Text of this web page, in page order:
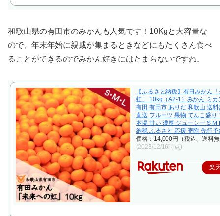
和歌山県の有田市のみかんも人気です！10Kgと大容量な
ので、年末年始に親戚が集まるときなどにもたくさん食べ
ることができるのでみかん好きにはたまらないですね。
【ふるさと納税】有田みかん
虹」 10kg（A2-1）みかん ミカ
有田 有田市 ありだ 和歌山 送
直送 フルーツ 果物 てんこ盛り
本場 甘い 濃厚 ジューシー S M
納税 ふるさと 応援 寄附 先行予
価格：14,000円（税込、送料
(2023/12/16時点)
楽